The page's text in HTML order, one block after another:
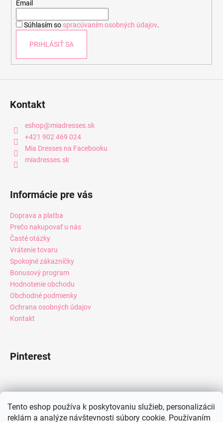
Tento eshop používa k poskytovaniu služieb, personalizácii
reklám a analýze návštevnosti súbory cookie. Používaním
Email
Súhlasím so spracúvaním osobných údajov.
PRIHLÁSIŤ SA
Kontakt
eshop@miadresses.sk
+421 902 469 024
Mia Dresses na Facebooku
miadresses.sk
Informácie pre vás
Doprava a platba
Prečo nakupovať u nás
Časté otázky
Vrátenie tovaru
Spokojné zákazníčky
Bonusový program
Hodnotenie obchodu
Obchodné podmienky
Ochrana osobných údajov
Kontakt
Pinterest